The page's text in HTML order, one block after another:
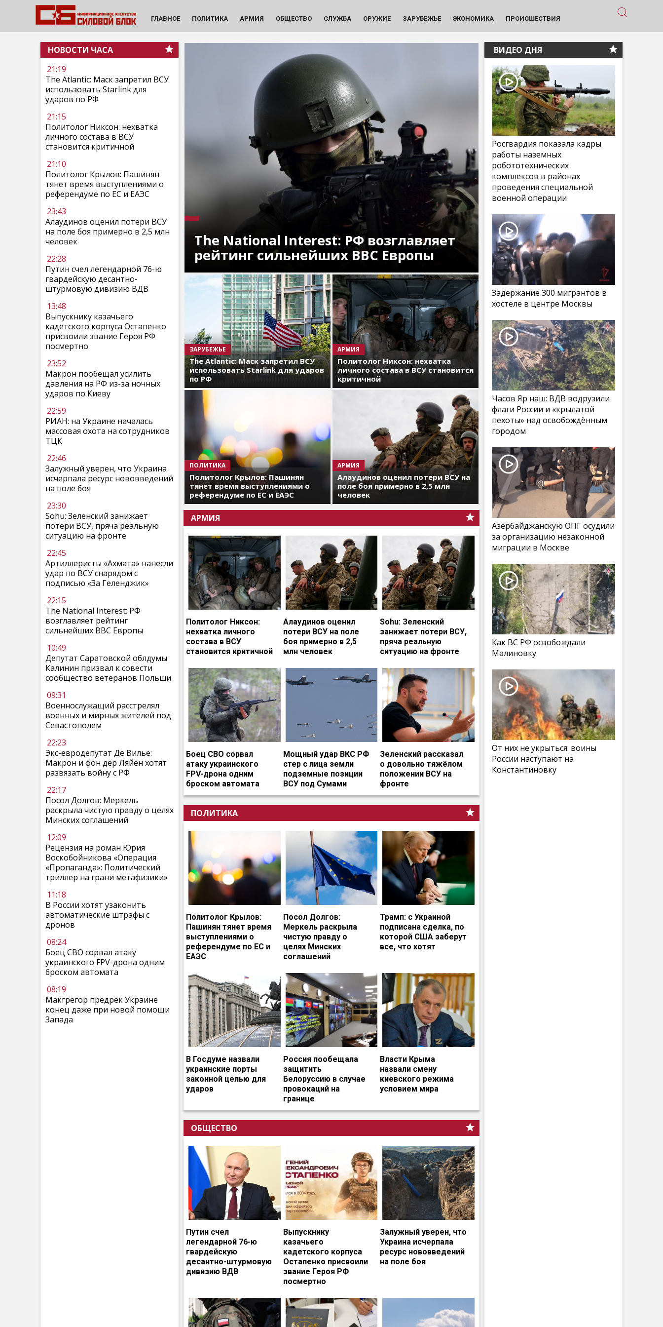
ГЛАВНОЕ ПОЛИТИКА АРМИЯ ОБЩЕСТВО СЛУЖБА ОРУЖИЕ ЗАРУБЕЖЬЕ ЭКОНОМИКА ПРОИСШЕСТВИЯ
НОВОСТИ ЧАСА
21:19
The Atlantic: Маск запретил ВСУ
использовать Starlink для
ударов по РФ
21:15
Политолог Никсон: нехватка
личного состава в ВСУ
становится критичной
21:10
Политолог Крылов: Пашинян
тянет время выступлениями о
референдуме по ЕС и ЕАЭС
23:43
Алаудинов оценил потери ВСУ
на поле боя примерно в 2,5 млн
человек
22:28
Путин счел легендарной 76-ю
гвардейскую десантно-
штурмовую дивизию ВДВ
13:48
Выпускнику казачьего
кадетского корпуса Остапенко
присвоили звание Героя РФ
посмертно
23:52
Макрон пообещал усилить
давления на РФ из-за ночных
ударов по Киеву
22:59
РИАН: на Украине началась
массовая охота на сотрудников
ТЦК
22:46
Залужный уверен, что Украина
исчерпала ресурс нововведений
на поле боя
23:30
Sohu: Зеленский занижает
потери ВСУ, пряча реальную
ситуацию на фронте
22:45
Артиллеристы «Ахмата» нанесли
удар по ВСУ снарядом с
подписью «За Геленджик»
22:15
The National Interest: РФ
возглавляет рейтинг
сильнейших ВВС Европы
10:49
Депутат Саратовской облдумы
Калинин призвал к совести
сообщество ветеранов Польши
09:31
Военнослужащий расстрелял
военных и мирных жителей под
Севастополем
22:23
Экс-евродепутат Де Вилье:
Макрон и фон дер Ляйен хотят
развязать войну с РФ
22:17
Посол Долгов: Меркель
раскрыла чистую правду о целях
Минских соглашений
12:09
Рецензия на роман Юрия
Воскобойникова «Операция
«Пропаганда»: Политический
триллер на грани метафизики»
11:18
В России хотят узаконить
автоматические штрафы с
дронов
08:24
Боец СВО сорвал атаку
украинского FPV-дрона одним
броском автомата
08:19
Макгрегор предрек Украине
конец даже при новой помощи
Запада
The National Interest: РФ возглавляет
рейтинг сильнейших ВВС Европы
ЗАРУБЕЖЬЕ
The Atlantic: Маск запретил ВСУ
использовать Starlink для ударов
по РФ
АРМИЯ
Политолог Никсон: нехватка
личного состава в ВСУ становится
критичной
ПОЛИТИКА
Политолог Крылов: Пашинян
тянет время выступлениями о
референдуме по ЕС и ЕАЭС
АРМИЯ
Алаудинов оценил потери ВСУ на
поле боя примерно в 2,5 млн
человек
АРМИЯ
Политолог Никсон:
нехватка личного
состава в ВСУ
становится критичной
Алаудинов оценил
потери ВСУ на поле
боя примерно в 2,5
млн человек
Sohu: Зеленский
занижает потери ВСУ,
пряча реальную
ситуацию на фронте
Боец СВО сорвал
атаку украинского
FPV-дрона одним
броском автомата
Мощный удар ВКС РФ
стер с лица земли
подземные позиции
ВСУ под Сумами
Зеленский рассказал
о довольно тяжёлом
положении ВСУ на
фронте
ПОЛИТИКА
Политолог Крылов:
Пашинян тянет время
выступлениями о
референдуме по ЕС и
ЕАЭС
Посол Долгов:
Меркель раскрыла
чистую правду о
целях Минских
соглашений
Трамп: с Украиной
подписана сделка, по
которой США заберут
все, что хотят
В Госдуме назвали
украинские порты
законной целью для
ударов
Россия пообещала
защитить
Белоруссию в случае
провокаций на
границе
Власти Крыма
назвали смену
киевского режима
условием мира
ОБЩЕСТВО
Путин счел
легендарной 76-ю
гвардейскую
десантно-штурмовую
дивизию ВДВ
Выпускнику
казачьего
кадетского корпуса
Остапенко присвоили
звание Героя РФ
посмертно
Залужный уверен, что
Украина исчерпала
ресурс нововведений
на поле боя
ВИДЕО ДНЯ
Росгвардия показала кадры
работы наземных
робототехнических
комплексов в районах
проведения специальной
военной операции
Задержание 300 мигрантов в
хостеле в центре Москвы
Часов Яр наш: ВДВ водрузили
флаги России и «крылатой
пехоты» над освобождённым
городом
Азербайджанскую ОПГ осудили
за организацию незаконной
миграции в Москве
Как ВС РФ освобождали
Малиновку
От них не укрыться: воины
России наступают на
Константиновку